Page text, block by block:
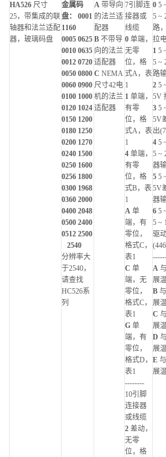
HA526 尺寸
25，带集成的联
轴器和法兰适配
器，玻璃码盘
金属码
盘： 0001
1160
0005 0625
0010 0635
0012 0720
0050 0800
0060 0900
0100 1000
0120 1024
0150 1200
0180 1250
0200 1270
0240 1500
0250 1600
0256 1800
0300 1968
0360 2000
0400 2048
0500 2400
0512 2500
2540
分辨率大
于2540，
请查找
HC526系
列
A 带导向
的法兰适
配器
B 不带导
向的法兰
适配器
C NEMA
尺寸42电
机的法兰
适配器
7引脚连
接器或
线缆
0 单端，
无零
位，格
式A，表
1
1 单端，
有零
位，格
式A，表
1
4 单端，
有零
位，格
式B，表
1
A 单
端，有
零位，
格式C，
表1
C 单
端，无
零位，
格式C，
表1
G 单
端，有
零位，
格式D，
表1
--------
10引脚
连接器
或线缆
2 差动，
无零
位，格
0 5
5 ~
路
拉
1 5
5 ~
路
2 5
5V
3 5
5V
出
4 5
5 ~
器
5 5
5V
器
6 5
5 ~
驱
A
展
B
展
C
展
D
展
E
展